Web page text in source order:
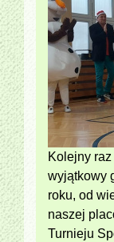
Kolejny raz
wyjątkowy
roku, od
naszej
Turnieju